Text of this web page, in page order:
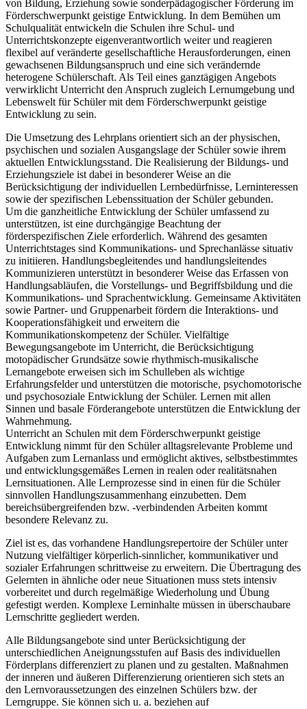
von Bildung, Erziehung sowie sonderpädagogischer Förderung im
Förderschwerpunkt geistige Entwicklung. In dem Bemühen um
Schulqualität entwickeln die Schulen ihre Schul- und
Unterrichtskonzepte eigenverantwortlich weiter und reagieren
flexibel auf veränderte gesellschaftliche Herausforderungen, einen
gewachsenen Bildungsanspruch und eine sich verändernde
heterogene Schülerschaft. Als Teil eines ganztägigen Angebots
verwirklicht Unterricht den Anspruch zugleich Lernumgebung und
Lebenswelt für Schüler mit dem Förderschwerpunkt geistige
Entwicklung zu sein.
Die Umsetzung des Lehrplans orientiert sich an der physischen,
psychischen und sozialen Ausgangslage der Schüler sowie ihrem
aktuellen Entwicklungsstand. Die Realisierung der Bildungs- und
Erziehungsziele ist dabei in besonderer Weise an die
Berücksichtigung der individuellen Lernbedürfnisse, Lerninteressen
sowie der spezifischen Lebenssituation der Schüler gebunden.
Um die ganzheitliche Entwicklung der Schüler umfassend zu
unterstützen, ist eine durchgängige Beachtung der
förderspezifischen Ziele erforderlich. Während des gesamten
Unterrichtstages sind Kommunikations- und Sprechanlässe situativ
zu initiieren. Handlungsbegleitendes und handlungsleitendes
Kommunizieren unterstützt in besonderer Weise das Erfassen von
Handlungsabläufen, die Vorstellungs- und Begriffsbildung und die
Kommunikations- und Sprachentwicklung. Gemeinsame Aktivitäten
sowie Partner- und Gruppenarbeit fördern die Interaktions- und
Kooperationsfähigkeit und erweitern die
Kommunikationskompetenz der Schüler. Vielfältige
Bewegungsangebote im Unterricht, die Berücksichtigung
motopädischer Grundsätze sowie rhythmisch-musikalische
Lernangebote erweisen sich im Schulleben als wichtige
Erfahrungsfelder und unterstützen die motorische, psychomotorische
und psychosoziale Entwicklung der Schüler. Lernen mit allen
Sinnen und basale Förderangebote unterstützen die Entwicklung der
Wahrnehmung.
Unterricht an Schulen mit dem Förderschwerpunkt geistige
Entwicklung nimmt für den Schüler alltagsrelevante Probleme und
Aufgaben zum Lernanlass und ermöglicht aktives, selbstbestimmtes
und entwicklungsgemäßes Lernen in realen oder realitätsnahen
Lernsituationen. Alle Lernprozesse sind in einen für die Schüler
sinnvollen Handlungszusammenhang einzubetten. Dem
bereichsübergreifenden bzw. -verbindenden Arbeiten kommt
besondere Relevanz zu.
Ziel ist es, das vorhandene Handlungsrepertoire der Schüler unter
Nutzung vielfältiger körperlich-sinnlicher, kommunikativer und
sozialer Erfahrungen schrittweise zu erweitern. Die Übertragung des
Gelernten in ähnliche oder neue Situationen muss stets intensiv
vorbereitet und durch regelmäßige Wiederholung und Übung
gefestigt werden. Komplexe Lerninhalte müssen in überschaubare
Lernschritte gegliedert werden.
Alle Bildungsangebote sind unter Berücksichtigung der
unterschiedlichen Aneignungsstufen auf Basis des individuellen
Förderplans differenziert zu planen und zu gestalten. Maßnahmen
der inneren und äußeren Differenzierung orientieren sich stets an
den Lernvoraussetzungen des einzelnen Schülers bzw. der
Lerngruppe. Sie können sich u. a. beziehen auf